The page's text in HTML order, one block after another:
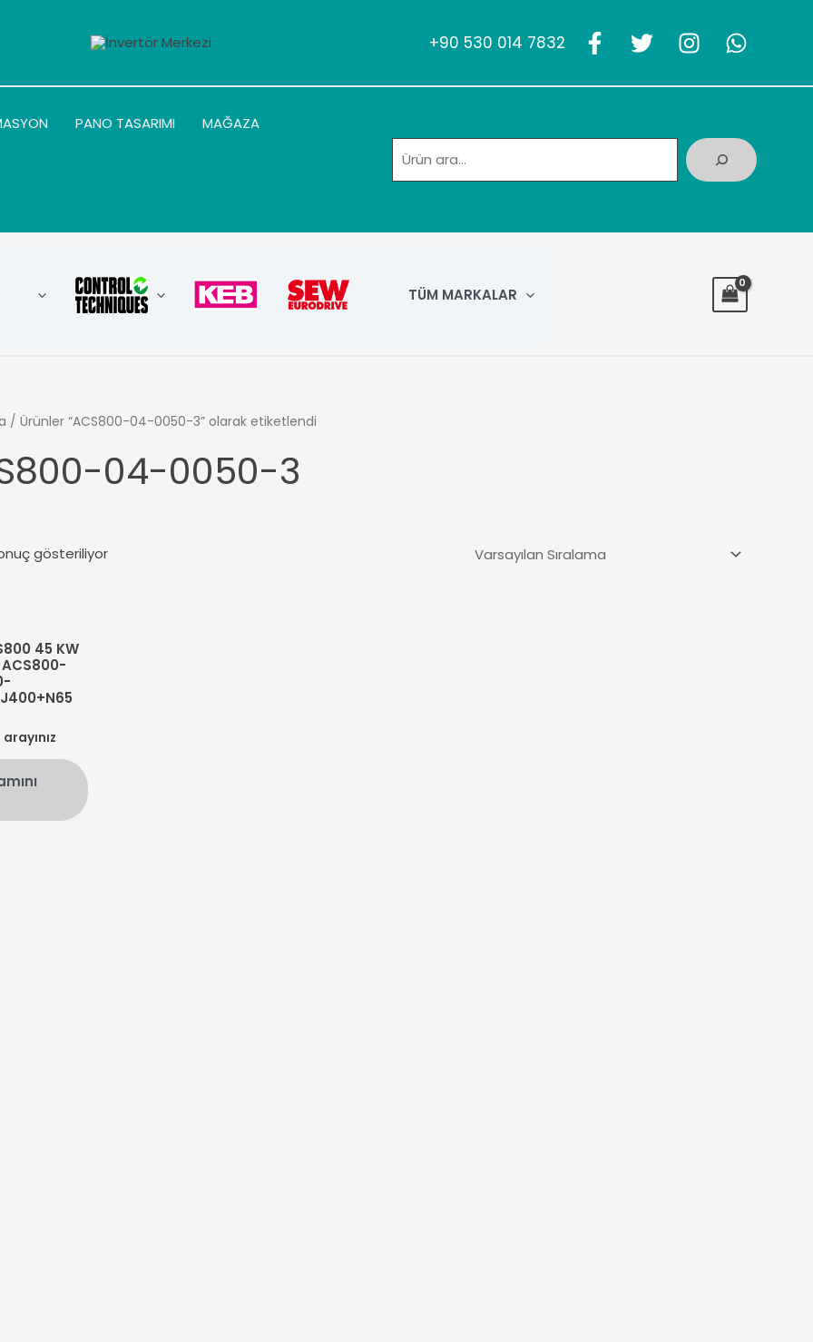
+90 530 014 7832
PANO TASARIMI MAĞAZA
TÜM MARKALAR
/ Ürünler “ACS800-04-0050-3” olarak etiketlendi
04-0050-3
gösteriliyor
45 KW
ACS800-